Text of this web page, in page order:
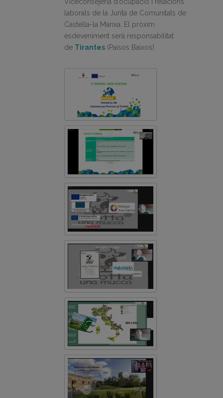
Viceconsejería d’ocupació i relacions
laborals de la Junta de Comunitats de
Castella-la Manxa. El pròxim
esdeveniment serà responsabilitat
de Tirantes (Països Baixos)